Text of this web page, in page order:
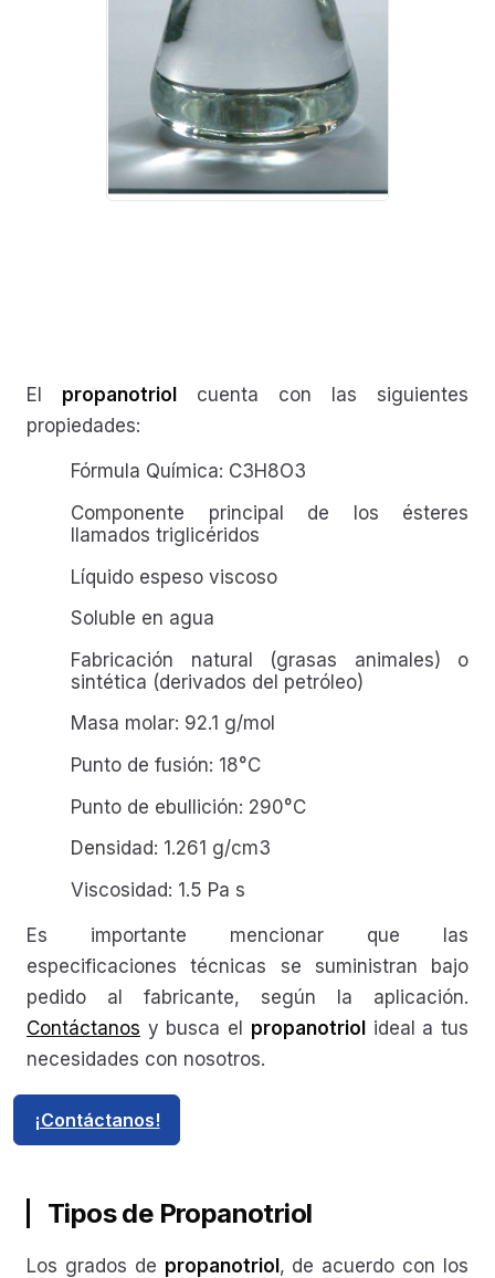
El propanotriol cuenta con las siguientes
propiedades:
Fórmula Química: C3H8O3
Componente principal de los ésteres
llamados triglicéridos
Líquido espeso viscoso
Soluble en agua
Fabricación natural (grasas animales) o
sintética (derivados del petróleo)
Masa molar: 92.1 g/mol
Punto de fusión: 18°C
Punto de ebullición: 290°C
Densidad: 1.261 g/cm3
Viscosidad: 1.5 Pa s
Es importante mencionar que las
especificaciones técnicas se suministran bajo
pedido al fabricante, según la aplicación.
Contáctanos y busca el propanotriol
ideal a tus
necesidades con nosotros.
¡Contáctanos!
Tipos de Propanotriol
Los grados de propanotriol, de acuerdo con los